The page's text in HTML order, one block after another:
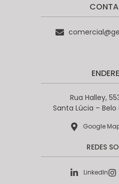
Rua Halley,
Santa Lúcia –
Google
REDES
LinkedIn